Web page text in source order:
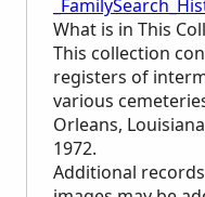
What is in This
This collection
registers of
various
Orleans,
1972.
Additional